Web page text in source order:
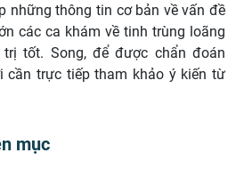
những thông tin cơ bản về vấn đề
các ca khám về tinh trùng loãng
tốt. Song, để được chẩn đoán
cần trực tiếp tham khảo ý kiến từ
mục